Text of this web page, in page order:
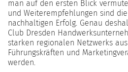
man auf den ersten Blick
und Weiterempfehlungen sind
nachhaltigen Erfolg. Genau
Club Dresden
starken regionalen Netzwerks
Führungskräften und
werden.